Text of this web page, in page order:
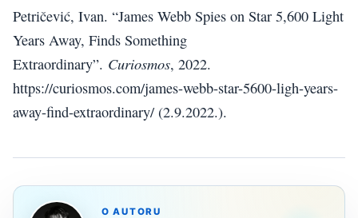
Petričević, Ivan. “James Webb Spies on Star 5,600 Light
Years Away, Finds Something
Extraordinary”. Curiosmos, 2022.
https://curiosmos.com/james-webb-star-5600-ligh-years-
away-find-extraordinary/ (2.9.2022.).
O AUTORU